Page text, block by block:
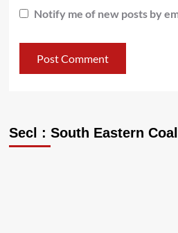
Notify me of new posts by
Secl : South Eastern